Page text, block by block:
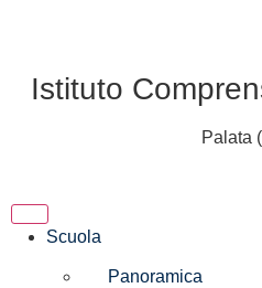
Istituto
Palata
Scuola
Panoramica